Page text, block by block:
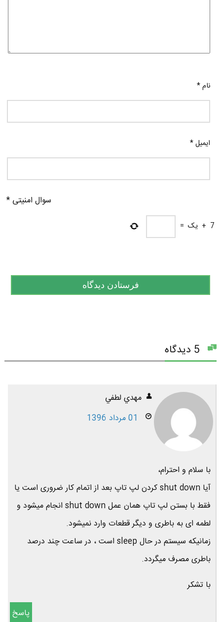
نام*
ایمیل*
سوال امنیتی *
7
+ یک =
مهدي لطفي
01 مرداد 1396
با سلام و احترام،
آیا shut down کردن لپ تاپ بعد از اتمام کار ضروری است یا
فقط با بستن لپ تاپ همان عمل shut down انجام میشود و
لطمه ای به باطری و دیگر قطعات وارد نمیشود.
زمانیکه سیستم در حال sleep است ، در ساعت چند درصد
باطری مصرف میگردد.
با تشکر
پاسخ